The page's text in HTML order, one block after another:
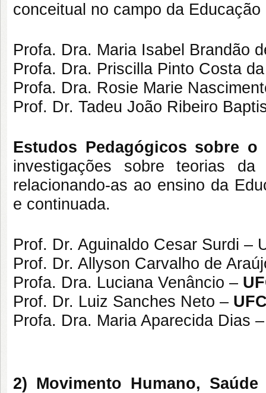
conceitual no campo da
Profa. Dra. Maria Isabel Brandão
Profa. Dra. Priscilla Pinto Costa
Profa. Dra. Rosie Marie
Prof. Dr. Tadeu João Ribeiro
Estudos Pedagógicos sobre
investigações sobre teorias
relacionando-as ao ensino da
e continuada.
Prof. Dr. Aguinaldo Cesar Surdi –
Prof. Dr. Allyson Carvalho de
Profa. Dra. Luciana Venâncio –
Prof. Dr. Luiz Sanches Neto –
Profa. Dra. Maria Aparecida Dias
2) Movimento Humano,